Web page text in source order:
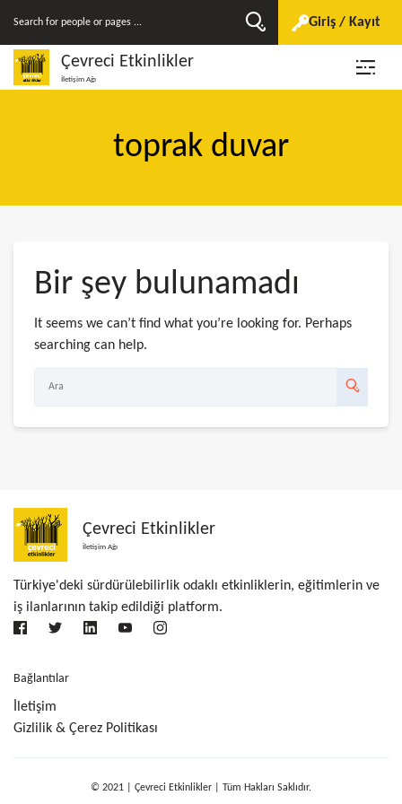
Giriş / Kayıt
Çevreci Etkinlikler
İletişim Ağı
toprak duvar
Bir şey bulunamadı
It seems we can’t find what you’re looking for. Perhaps
searching can help.
Çevreci Etkinlikler
İletişim Ağı
Türkiye'deki sürdürülebilirlik odaklı etkinliklerin, eğitimlerin ve
iş ilanlarının takip edildiği platform.
Bağlantılar
İletişim
Gizlilik & Çerez Politikası
© 2021 | Çevreci Etkinlikler | Tüm Hakları Saklıdır.